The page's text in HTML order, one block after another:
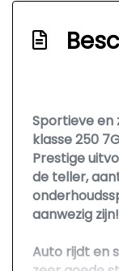
Hoofd
Knie
Zij
Sportieve
klasse 250
Prestige
de teller,
aanwezig zijn!
Auto rijdt en